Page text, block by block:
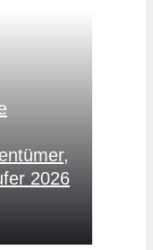
2026